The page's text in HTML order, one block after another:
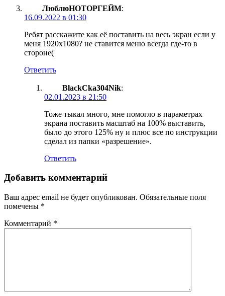
ЛюблюНОТОРГЕЙМ:
16.09.2022 в 01:30
Ребят расскажите как её поставить на весь экран если у
меня 1920х1080? не ставится меню всегда где-то в
стороне(
Ответить
BlackCka304Nik:
02.01.2023 в 21:50
Тоже тыкал много, мне помогло в параметрах
экрана поставить масштаб на 100% выставить,
было до этого 125% ну и плюс все по инструкции
сделал из папки «разрешение».
Ответить
Добавить комментарий
Ваш адрес email не будет опубликован. Обязательные поля
помечены *
Комментарий *